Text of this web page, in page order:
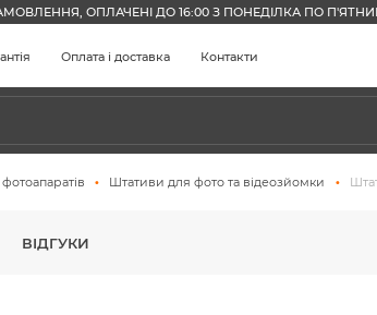
ОПЛАЧЕНІ ДО 16:00 З ПОНЕДІЛКА ПО
Оплата і доставка Контакти
Штативи для фото та відеозйомки
ВІДГУКИ